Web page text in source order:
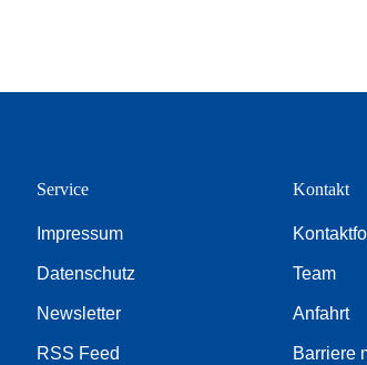
Service
Impressum
Datenschutz
Newsletter
RSS Feed
Kontakt
Team
Anfahrt
Barriere